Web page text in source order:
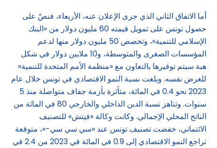
أما الاتفاق الثاني الذي جرى الإعلان عنه، الأربعاء، فنصّ على
حصول تونس على تمويل قيمته 60 مليون دولار من «البنك
الإسلامي للتنمية»، وتخصص 50 مليون دولار منها لدعم
المؤسسات الصغرى والمتوسطة، و10 ملايين دولار في شكل
هبة سيتم توفيرها بالتعاون مع «منظمة الأمم المتحدة للتنمية»
للغرض نفسه. وبلغت نسبة النمو الاقتصادي في تونس خلال عام
2023 نحو 0.4 في المائة، متأثرة بأزمة جفاف متواصلة منذ 5
سنوات. وتناهز نسبة الدين الداخلي والخارجي 80 في المائة من
الناتج المحلي الإجمالي. وكانت وكالة «فيتش» للتصنيف
الائتماني، خفضت تصنيف تونس عند «سي سي سي-»، متوقعة
تراجع النمو الاقتصادي إلى 0.9 في المائة في 2023 من 2.4 في